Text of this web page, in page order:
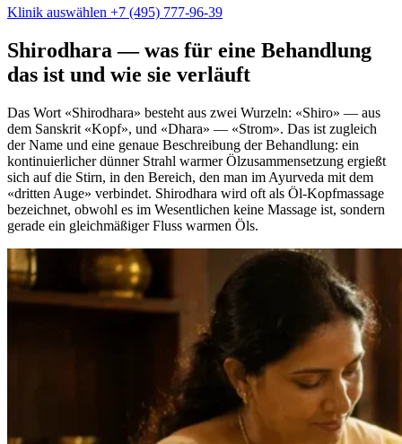
Klinik auswählen +7 (495) 777-96-39
Shirodhara — was für eine Behandlung
das ist und wie sie verläuft
Das Wort «Shirodhara» besteht aus zwei Wurzeln: «Shiro» — aus
dem Sanskrit «Kopf», und «Dhara» — «Strom». Das ist zugleich
der Name und eine genaue Beschreibung der Behandlung: ein
kontinuierlicher dünner Strahl warmer Ölzusammensetzung ergießt
sich auf die Stirn, in den Bereich, den man im Ayurveda mit dem
«dritten Auge» verbindet. Shirodhara wird oft als Öl-Kopfmassage
bezeichnet, obwohl es im Wesentlichen keine Massage ist, sondern
gerade ein gleichmäßiger Fluss warmen Öls.